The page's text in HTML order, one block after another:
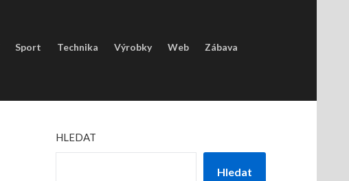
Sport Technika Výrobky Web Zábava
HLEDAT
Hledat